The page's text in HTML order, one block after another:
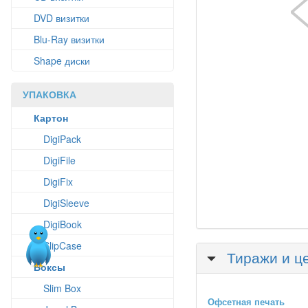
DVD визитки
Blu-Ray визитки
Shape диски
УПАКОВКА
Картон
DigiPack
DigiFile
DigiFix
DigiSleeve
DigiBook
SlipCase
Боксы
Slim Box
Скрыть
Тиражи и
Офсетная печать